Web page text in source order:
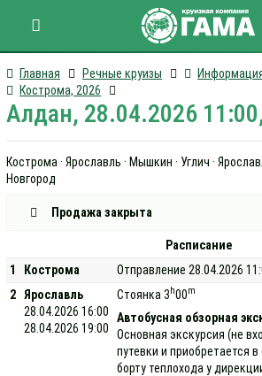
Главная Речные круизы
Кострома, 2026
Алдан, 28.04.2026
Кострома · Ярославль · Мышкин · Углич ·
Новгород
Продажа закрыта
Расписание
1
Кострома
Отправление 28.04.2026
2
Ярославль
28.04.2026 16:00
28.04.2026 19:00
Стоянка 3 h00m
Автобусная обзорная
Основная экскурсия (не
путевки и приобретается
борту теплохода у